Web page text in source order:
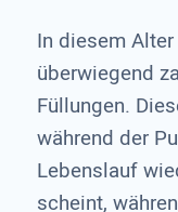
In diesem
überwiegend
Füllungen.
während der
Lebenslauf
scheint,